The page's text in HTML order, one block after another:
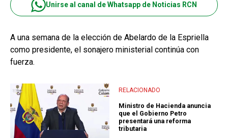
Unirse al canal de Whatsapp de Noticias RCN
A una semana de la elección de Abelardo de la Espriella
como presidente, el sonajero ministerial continúa con
fuerza.
RELACIONADO
Ministro de Hacienda anuncia
que el Gobierno Petro
presentará una reforma
tributaria